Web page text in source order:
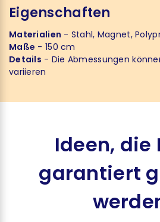
Eigenschaften
Materialien - Stahl, Magnet,
Maße - 150 cm
Details - Die Abmessungen
variieren
Ideen, die
garantiert